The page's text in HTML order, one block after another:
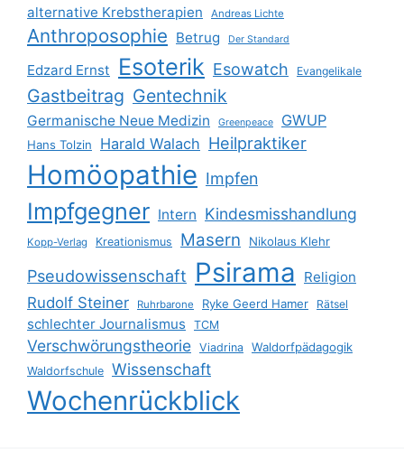
alternative Krebstherapien Andreas Lichte
Anthroposophie Betrug Der Standard
Edzard Ernst Esoterik Esowatch Evangelikale
Gastbeitrag Gentechnik
Germanische Neue Medizin Greenpeace GWUP
Hans Tolzin Harald Walach Heilpraktiker
Homöopathie Impfen
Impfgegner Intern Kindesmisshandlung
Kopp-Verlag Kreationismus Masern Nikolaus Klehr
Pseudowissenschaft Psirama Religion
Rudolf Steiner Ruhrbarone Ryke Geerd Hamer Rätsel
schlechter Journalismus TCM
Verschwörungstheorie Viadrina Waldorfpädagogik
Waldorfschule Wissenschaft
Wochenrückblick